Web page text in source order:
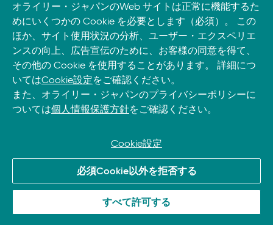
Take O’Reilly with you and learn anywhere, anytime on your
phone
and tablet.
© 2026, O’Reilly Japan, Inc. oreilly.co.jpに掲載されているすべて
のトレードマークおよび登録商標は、それぞれの所有者に帰属し
オライリー・ジャパンのWeb サイトは正常に機能するた
めにいくつかの Cookie を必要とします（必須）。 この
ほか、サイト使用状況の分析、ユーザー・エクスペリエ
ンスの向上、広告宣伝のために、お客様の同意を得て、
その他の Cookie を使用することがあります。 詳細につ
いてはCookie設定をご確認ください。
また、オライリー・ジャパンのプライバシーポリシーに
ついては個人情報保護方針をご確認ください。
Cookie設定
必須Cookie以外を拒否する
すべて許可する